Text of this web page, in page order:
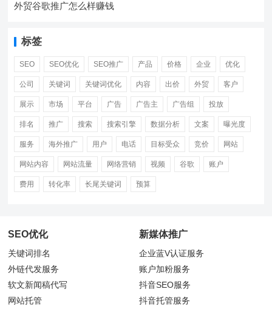
外贸谷歌推广怎么样赚钱
标签
SEO SEO优化 SEO推广 产品 价格 企业 优化
公司 关键词 关键词优化 内容 出价 外贸 客户
展示 市场 平台 广告 广告主 广告组 投放
排名 推广 搜索 搜索引擎 数据分析 文案 曝光度
服务 海外推广 用户 电话 目标受众 竞价 网站
网站内容 网站流量 网络营销 视频 谷歌 账户
费用 转化率 长尾关键词 预算
SEO优化
关键词排名
外链代发服务
软文新闻稿代写
网站托管
新媒体推广
企业蓝V认证服务
账户加粉服务
抖音SEO服务
抖音托管服务